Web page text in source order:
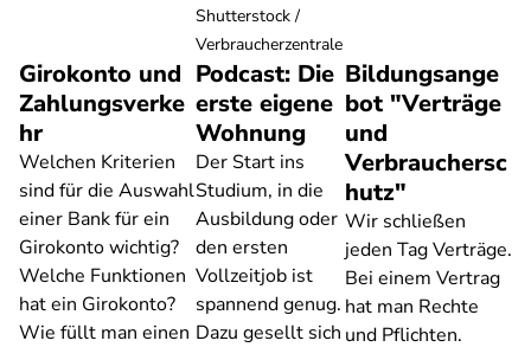
Girokonto und
Zahlungsverke
hr
Welchen Kriterien
sind für die Auswahl
einer Bank für ein
Girokonto wichtig?
Welche Funktionen
hat ein Girokonto?
Wie füllt man einen
Podcast: Die
erste eigene
Wohnung
Der Start ins
Studium, in die
Ausbildung oder
den ersten
Vollzeitjob ist
spannend genug.
Dazu gesellt sich
Shutterstock /
Verbraucherzentrale
Bildungsange
bot "Verträge
und
Verbrauchersc
hutz"
Wir schließen
jeden Tag Verträge.
Bei einem Vertrag
hat man Rechte
und Pflichten.